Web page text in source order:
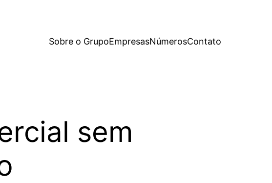
Sobre o GrupoEmpresasNúmerosContato
sem